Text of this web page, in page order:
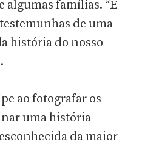
algumas famílias. “É
de uma
história do nosso
ao fotografar os
uma história
da maior